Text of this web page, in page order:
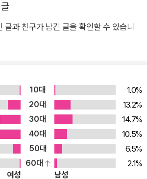
많이 누리는 디지털 라이프스타일 스스
라인에서 의미 없는 시간을 흘려보내고 싶
없다. 하지만 우리는 일을 하면서도 하루
확인하거나 포털사이트 화면을 새로고침
무의미한 부스러기들로 쪼개진다. 아무
를 쓰는 데 소모하는 시간을 양질의 여가로
는 적은 시간에 많은 일을 해내는 것은 물
까? 그런데 문제는 알림 기
털 안식일을 갖는 수준의 상식적인 방법으
스크린의 유혹을 이겨내기 어렵다는 것이
을 버리거나 모든 디지털 기술을 차단하는
다. 나에게 맞는 기술을 활용하되, 어떤 기
글과 친구가 남긴 글을 확인할 수 있습니
10대
1.0%
20대
13.2%
30대
14.7%
40대
10.5%
50대
6.5%
60대
2.1%
여성
남성